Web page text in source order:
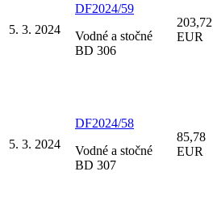
5. 3. 2024
DF2024/59
Vodné a stočné
BD 306
203,72
EUR
5. 3. 2024
DF2024/58
Vodné a stočné
BD 307
85,78
EUR